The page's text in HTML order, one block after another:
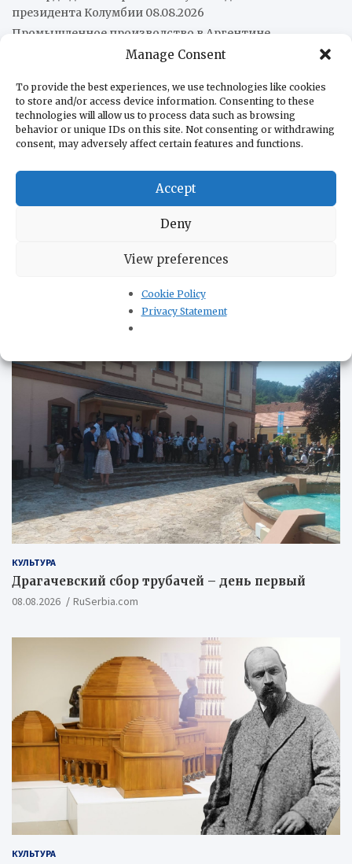
Manage Consent
To provide the best experiences, we use technologies like cookies
to store and/or access device information. Consenting to these
technologies will allow us to process data such as browsing
behavior or unique IDs on this site. Not consenting or withdrawing
consent, may adversely affect certain features and functions.
Accept
Deny
View preferences
Cookie Policy
Privacy Statement
президента Колумбии 08.08.2026
Промышленное производство в Аргентине
сократилось на 2,2% 08.08.2026
фотоэлектрических систем08.08.2026
Хуан Марторано: Насилие как стратегия государства и
бизнес 07.08.2026
О нас
КУЛЬТУРА
Драгачевский сбор трубачей – день первый
08.08.2026 RuSerbia.com
КУЛЬТУРА